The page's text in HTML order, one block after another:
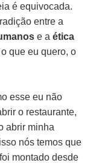
é equivocada.
entre a
e aética
que eu quero, o
esse eu não
o restaurante,
abrir minha
nós temos que
montado desde